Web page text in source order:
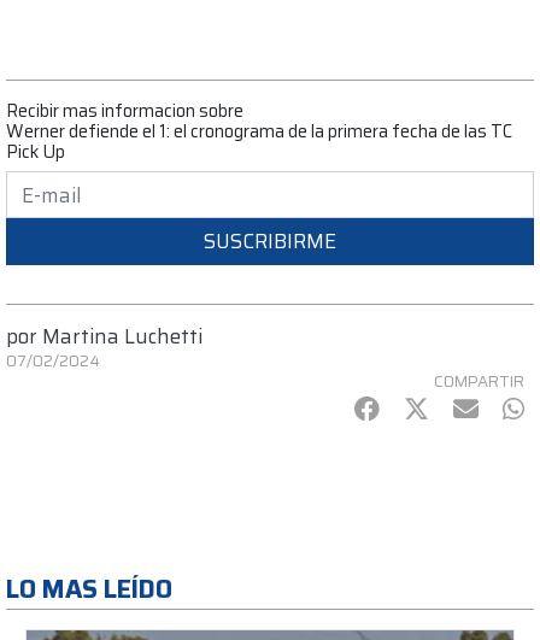
Recibir mas informacion sobre
Werner defiende el 1: el cronograma de la primera fecha de las TC
Pick Up
SUSCRIBIRME
por Martina Luchetti
07/02/2024
COMPARTIR
Facebook
Twitter
mail
LO MAS LEÍDO